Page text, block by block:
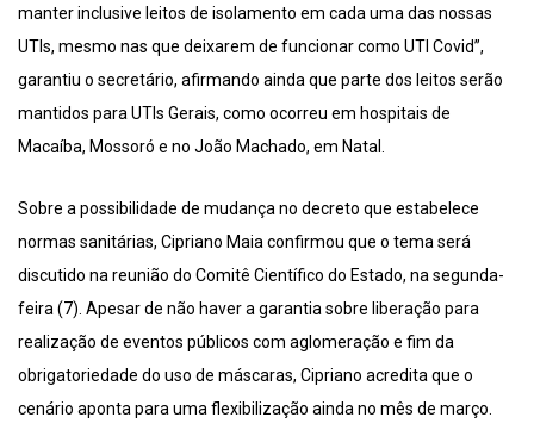
manter inclusive leitos de isolamento em cada uma das nossas
UTIs, mesmo nas que deixarem de funcionar como UTI Covid”,
garantiu o secretário, afirmando ainda que parte dos leitos serão
mantidos para UTIs Gerais, como ocorreu em hospitais de
Macaíba, Mossoró e no João Machado, em Natal.
Sobre a possibilidade de mudança no decreto que estabelece
normas sanitárias, Cipriano Maia confirmou que o tema será
discutido na reunião do Comitê Científico do Estado, na segunda-
feira (7). Apesar de não haver a garantia sobre liberação para
realização de eventos públicos com aglomeração e fim da
obrigatoriedade do uso de máscaras, Cipriano acredita que o
cenário aponta para uma flexibilização ainda no mês de março.